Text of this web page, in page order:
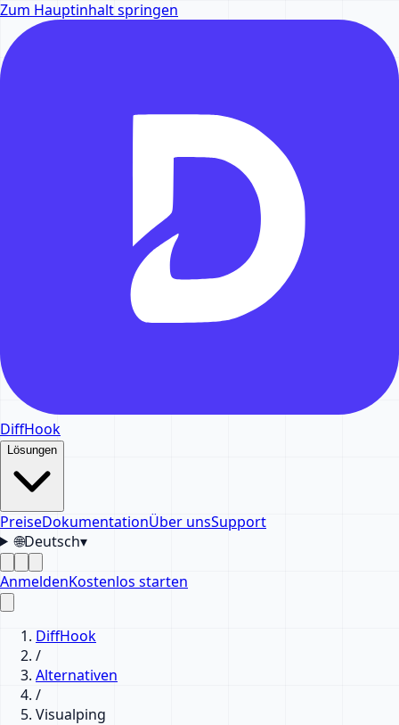
Zum Hauptinhalt springen
DiffHook
Lösungen
PreiseDokumentationÜber unsSupport
🌐Deutsch▾
AnmeldenKostenlos starten
DiffHook
/
Alternativen
/
Visualping